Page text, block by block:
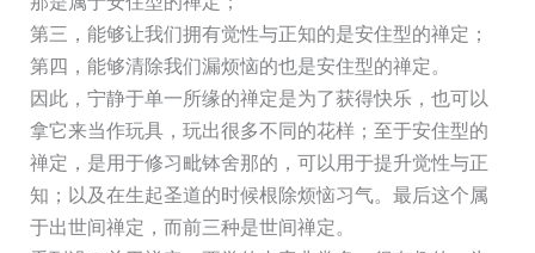
第三，能够让我们拥有觉性与正知的是安住型的禅定；
第四，能够清除我们漏烦恼的也是安住型的禅定。
因此，宁静于单一所缘的禅定是为了获得快乐，也可以
拿它来当作玩具，玩出很多不同的花样；至于安住型的
禅定，是用于修习毗钵舍那的，可以用于提升觉性与正
知；以及在生起圣道的时候根除烦恼习气。最后这个属
于出世间禅定，而前三种是世间禅定。